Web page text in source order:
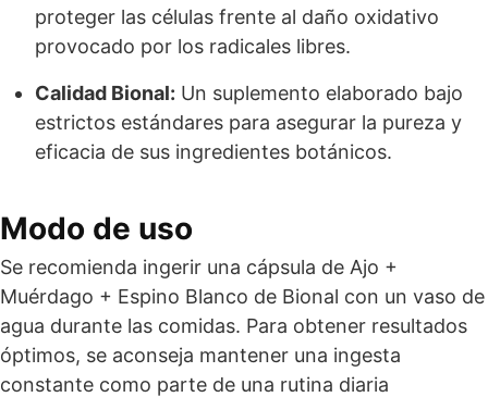
proteger las células frente al daño oxidativo
provocado por los radicales libres.
Calidad Bional: Un suplemento elaborado bajo
estrictos estándares para asegurar la pureza y
eficacia de sus ingredientes botánicos.
Modo de uso
Se recomienda ingerir una cápsula de Ajo +
Muérdago + Espino Blanco de Bional con un vaso de
agua durante las comidas. Para obtener resultados
óptimos, se aconseja mantener una ingesta
constante como parte de una rutina diaria